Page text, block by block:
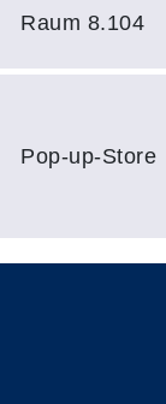
Raum 8.104
Pop-up-Store